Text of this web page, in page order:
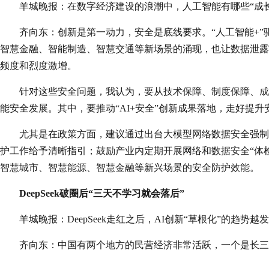
羊城晚报：在数字经济建设的浪潮中，人工智能有哪些“成
齐向东：创新是第一动力，安全是底线要求。“人工智能
智慧金融、智能制造、智慧交通等新场景的涌现，也让数据泄
频度和烈度激增。
针对这些安全问题，我认为，要从技术保障、制度保障、
能安全发展。其中，要推动“AI+安全”创新成果落地，走好提升
尤其是在政策方面，建议通过出台大模型网络数据安全强
护工作给予清晰指引；鼓励产业内定期开展网络和数据安全“
智慧城市、智慧能源、智慧金融等新兴场景的安全防护效能。
DeepSeek破圈后“三天不学习就会落后”
羊城晚报：DeepSeek走红之后，AI创新“草根化”的趋势越
齐向东：中国有两个地方的民营经济非常活跃，一个是长